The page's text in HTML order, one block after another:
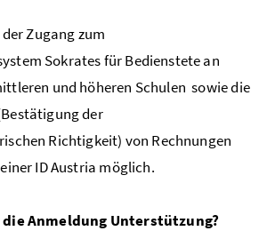
Zugang zum
Sokrates für Bedienstete an
und höheren Schulen sowie die
der
Richtigkeit) von Rechnungen
ID Austria möglich.
Anmeldung Unterstützung?